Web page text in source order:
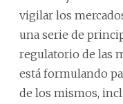
vigilar los
una serie de
regulatorio de las
está formulando
de los mismos,